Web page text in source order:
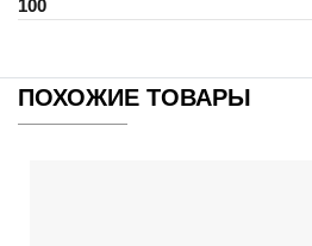
100
ПОХОЖИЕ ТОВАРЫ